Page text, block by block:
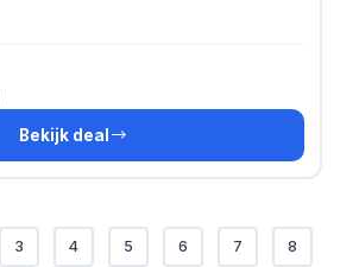
Bekijk deal
3 4 5 6 7 8